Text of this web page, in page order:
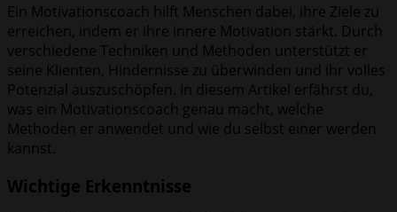
Ein Motivationscoach hilft Menschen dabei, ihre Ziele zu
erreichen, indem er ihre innere Motivation stärkt. Durch
verschiedene Techniken und Methoden unterstützt er
seine Klienten, Hindernisse zu überwinden und ihr volles
Potenzial auszuschöpfen. In diesem Artikel erfährst du,
was ein Motivationscoach genau macht, welche
Methoden er anwendet und wie du selbst einer werden
kannst.
Wichtige Erkenntnisse